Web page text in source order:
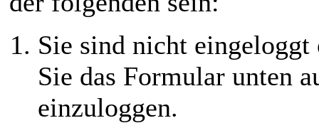
Sie sind nicht
Sie das Formular unten
einzuloggen.